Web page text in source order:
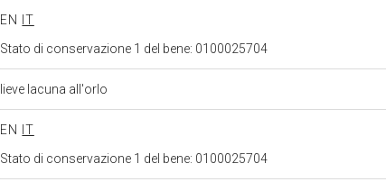
EN
IT
Stato di conservazione 1 del bene: 0100025704
lieve lacuna all'orlo
EN
IT
Stato di conservazione 1 del bene: 0100025704